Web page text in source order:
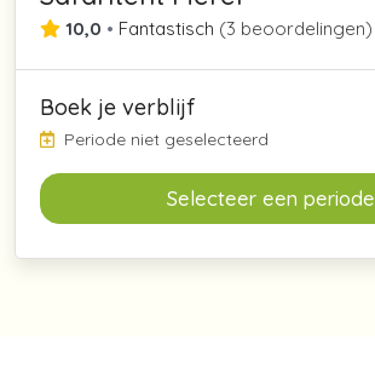
10,0 • Fantastisch (3 beoordelingen)
Boek je verblijf
Periode niet geselecteerd
Selecteer een periode